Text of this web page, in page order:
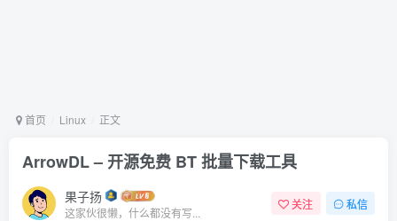
首页 Linux 正文
ArrowDL – 开源免费 BT 批量下载工具
果子扬
这家伙很懒，什么都没有写...
关注 私信